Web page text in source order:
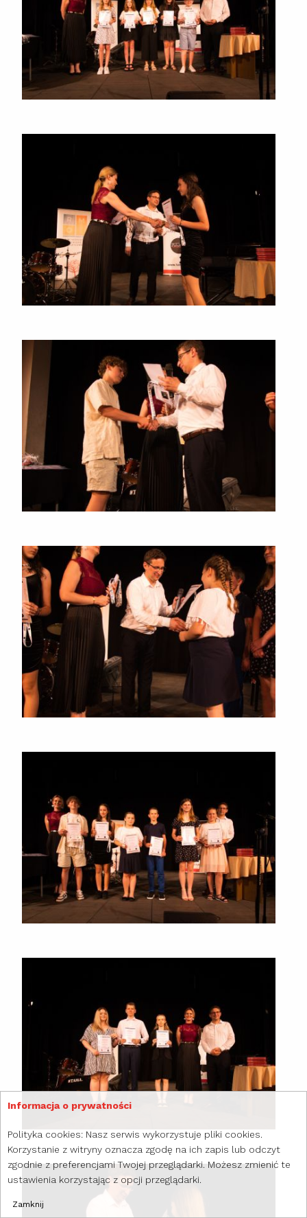
Informacja o prywatności
Polityka cookies: Nasz serwis wykorzystuje pliki cookies.
Korzystanie z witryny oznacza zgodę na ich zapis lub odczyt
zgodnie z preferencjami Twojej przeglądarki. Możesz zmienić te
ustawienia korzystając z opcji przeglądarki.
Zamknij